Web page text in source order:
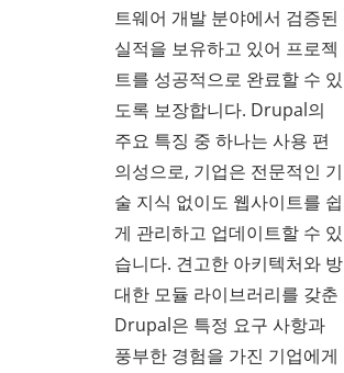
트웨어 개발 분야에서 검증된
실적을 보유하고 있어 프로젝
트를 성공적으로 완료할 수 있
도록 보장합니다. Drupal의
주요 특징 중 하나는 사용 편
의성으로, 기업은 전문적인 기
술 지식 없이도 웹사이트를 쉽
게 관리하고 업데이트할 수 있
습니다. 견고한 아키텍처와 방
대한 모듈 라이브러리를 갖춘
Drupal은 특정 요구 사항과
풍부한 경험을 가진 기업에게